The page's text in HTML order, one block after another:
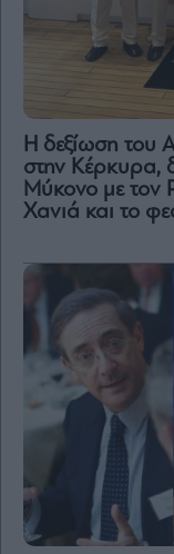
H δεξίωση του
στην Κέρκυρα,
Μύκονο με τον
Χανιά και το